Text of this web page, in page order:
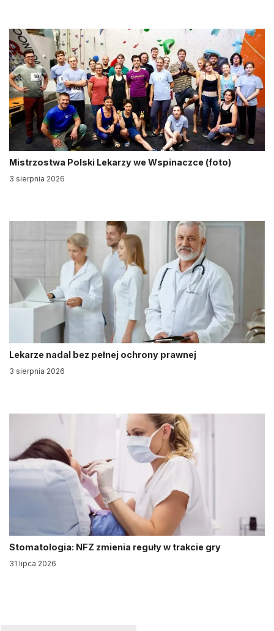
Mistrzostwa Polski Lekarzy we Wspinaczce (foto)
3 sierpnia 2026
Lekarze nadal bez pełnej ochrony prawnej
3 sierpnia 2026
Stomatologia: NFZ zmienia reguły w trakcie gry
31 lipca 2026